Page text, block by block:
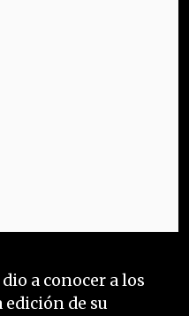
a conocer a los
edición de su